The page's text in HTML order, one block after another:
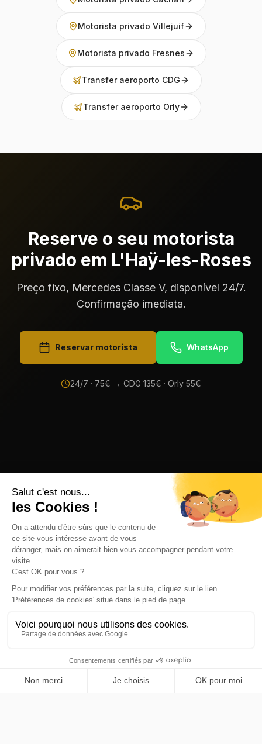
Motorista privado Villejuif
Motorista privado Fresnes
Transfer aeroporto CDG
Transfer aeroporto Orly
Reserve o seu motorista
privado em L'Haÿ-les-Roses
Preço fixo, Mercedes Classe V, disponível 24/7.
Confirmação imediata.
Reservar motorista WhatsApp
24/7 · 75€ → CDG 135€ · Orly 55€